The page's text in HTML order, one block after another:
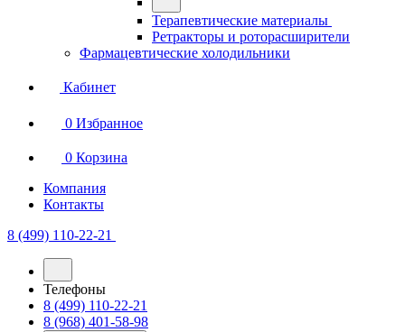
Терапевтические материалы
Ретракторы и роторасширители
Фармацевтические холодильники
Кабинет
0 Избранное
0 Корзина
Компания
Контакты
8 (499) 110-22-21
Телефоны
8 (499) 110-22-21
8 (968) 401-58-98